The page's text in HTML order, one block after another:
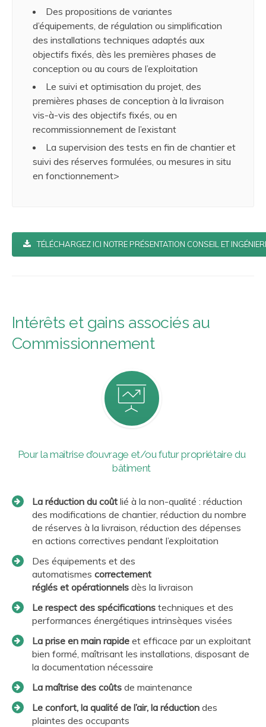
Des propositions de variantes
d’équipements, de régulation ou simplification
des installations techniques adaptés aux
objectifs fixés, dès les premières phases de
conception ou au cours de l’exploitation
Le suivi et optimisation du projet, des
premières phases de conception à la livraison
vis-à-vis des objectifs fixés, ou en
recommissionnement de l’existant
La supervision des tests en fin de chantier et
suivi des réserves formulées, ou mesures in situ
en fonctionnement>
TÉLÉCHARGEZ ICI NOTRE PRÉSENTATION CONSEIL ET
Intérêts et gains associés au
Commissionnement
Pour lamaîtrise d’ouvrage et/ou futur propriétaire du
bâtiment
La réduction du coût lié à la non-qualité : réduction
des modifications de chantier, réduction du nombre
de réserves à la livraison, réduction des dépenses
en actions correctives pendant l’exploitation
Des équipements et des
automatismes correctement
réglés et opérationnels dès la livraison
Le respect des spécifications techniques et des
performances énergétiques intrinsèques visées
La prise en main rapide et efficace par un exploitant
bien formé, maîtrisant les installations, disposant de
la documentation nécessaire
La maîtrise des coûts de maintenance
Le confort, la qualité de l’air, la réduction des
plaintes des occupants